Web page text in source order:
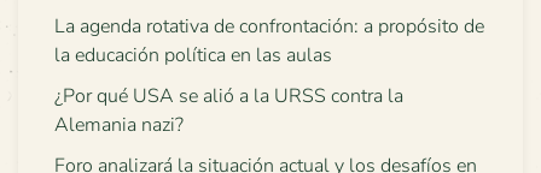
La agenda rotativa de confrontación: a propósito de
la educación política en las aulas
¿Por qué USA se alió a la URSS contra la
Alemania nazi?
Foro analizará la situación actual y los desafíos en